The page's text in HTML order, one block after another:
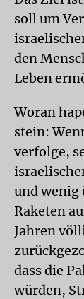
soll um
den
Leben
Woran
stein:
verfolge,
und wenig
Raketen
Jahren
dass die
würden,